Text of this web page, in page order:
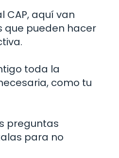
CAP, aquí van
que pueden hacer
toda la
como tu
preguntas
para no